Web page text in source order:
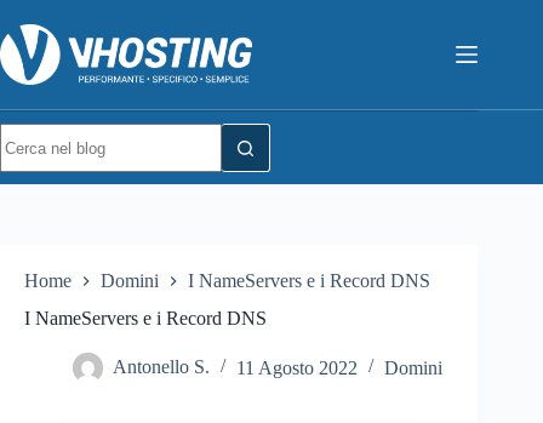
Home Domini
I NameServers e i Record DNS
I NameServers e i Record DNS
Antonello S. 11 Agosto 2022 Domini